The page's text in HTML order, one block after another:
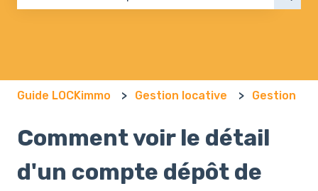
Guide LOCKimmo Gestion locative Gestion
Comment voir le détail
d'un compte dépôt de